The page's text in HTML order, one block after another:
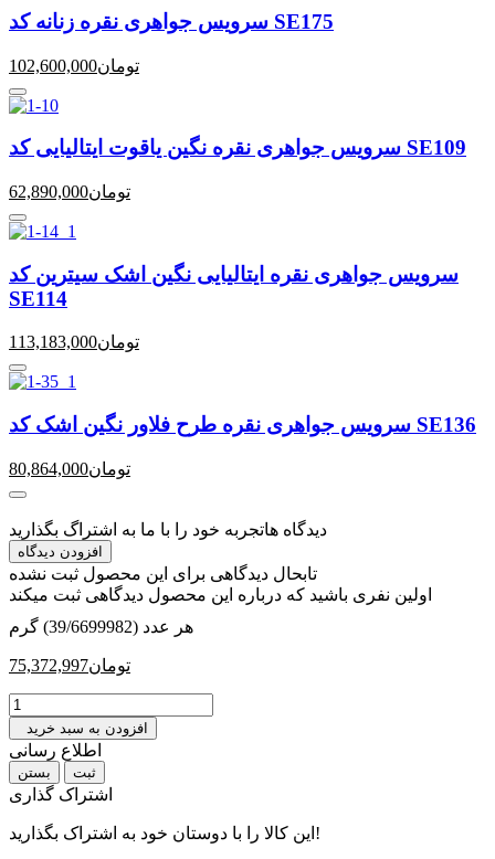
سرویس جواهری نقره زنانه کد SE175
102,600,000تومان
سرویس جواهری نقره نگین یاقوت ایتالیایی کد SE109
62,890,000تومان
سرویس جواهری نقره ایتالیایی نگین اشک سیترین کد
SE114
113,183,000تومان
سرویس جواهری نقره طرح فلاور نگین اشک کد SE136
80,864,000تومان
دیدگاه هاتجربه خود را با ما به اشتراگ بگذارید
افزودن دیدگاه
تابحال دیدگاهی برای این محصول ثبت نشده
اولین نفری باشید که درباره این محصول دیدگاهی ثبت میکند
هر عدد (39/6699982) گرم
75,372,997تومان
افزودن به سبد خرید
اطلاع رسانی
بستن
اشتراک گذاری
این کالا را با دوستان خود به اشتراک بگذارید!